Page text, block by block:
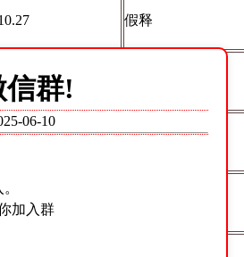
假释
群!
06-10
加入群